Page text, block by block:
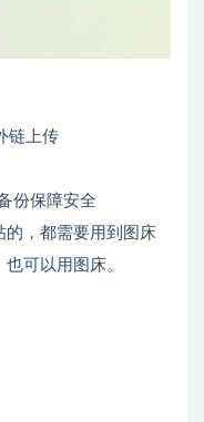
链上传
份保障安全
的，都需要用到图床
可以用图床。